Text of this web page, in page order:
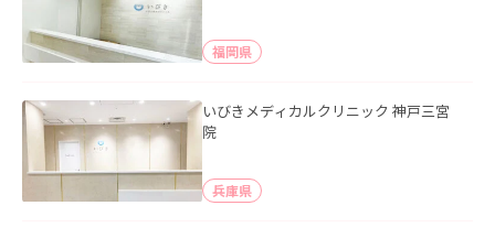
福岡県
いびきメディカルクリニック 神戸三宮
院
兵庫県